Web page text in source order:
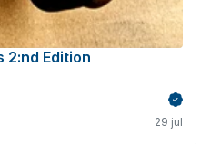
2:nd Edition
29 jul